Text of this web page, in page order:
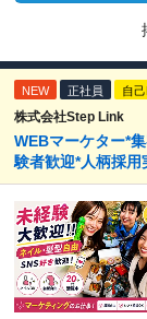
NEW 正社員 自
株式会社Step Link
WEBマーケター*
験者歓迎*人柄採